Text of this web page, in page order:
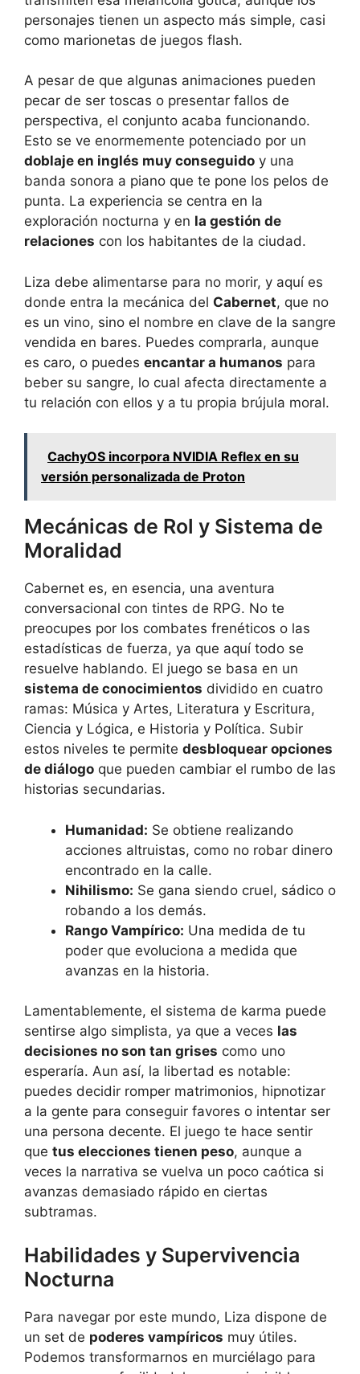
personajes tienen un aspecto más simple, casi
como marionetas de juegos flash.
A pesar de que algunas animaciones pueden
pecar de ser toscas o presentar fallos de
perspectiva, el conjunto acaba funcionando.
Esto se ve enormemente potenciado por un
doblaje en inglés muy conseguido y una
banda sonora a piano que te pone los pelos de
punta. La experiencia se centra en la
exploración nocturna y en la gestión de
relaciones con los habitantes de la ciudad.
Liza debe alimentarse para no morir, y aquí es
donde entra la mecánica del Cabernet, que no
es un vino, sino el nombre en clave de la sangre
vendida en bares. Puedes comprarla, aunque
es caro, o puedes encantar a humanos para
beber su sangre, lo cual afecta directamente a
tu relación con ellos y a tu propia brújula moral.
CachyOS incorpora NVIDIA Reflex en su
versión personalizada de Proton
Mecánicas de Rol y Sistema de
Moralidad
Cabernet es, en esencia, una aventura
conversacional con tintes de RPG. No te
preocupes por los combates frenéticos o las
estadísticas de fuerza, ya que aquí todo se
resuelve hablando. El juego se basa en un
sistema de conocimientos dividido en cuatro
ramas: Música y Artes, Literatura y Escritura,
Ciencia y Lógica, e Historia y Política. Subir
estos niveles te permite desbloquear opciones
de diálogo que pueden cambiar el rumbo de las
historias secundarias.
Humanidad: Se obtiene realizando
acciones altruistas, como no robar dinero
encontrado en la calle.
Nihilismo: Se gana siendo cruel, sádico o
robando a los demás.
Rango Vampírico: Una medida de tu
poder que evoluciona a medida que
avanzas en la historia.
Lamentablemente, el sistema de karma puede
sentirse algo simplista, ya que a veces las
decisiones no son tan grises como uno
esperaría. Aun así, la libertad es notable:
puedes decidir romper matrimonios, hipnotizar
a la gente para conseguir favores o intentar ser
una persona decente. El juego te hace sentir
que tus elecciones tienen peso, aunque a
veces la narrativa se vuelva un poco caótica si
avanzas demasiado rápido en ciertas
subtramas.
Habilidades y Supervivencia
Nocturna
Para navegar por este mundo, Liza dispone de
un set de poderes vampíricos muy útiles.
Podemos transformarnos en murciélago para